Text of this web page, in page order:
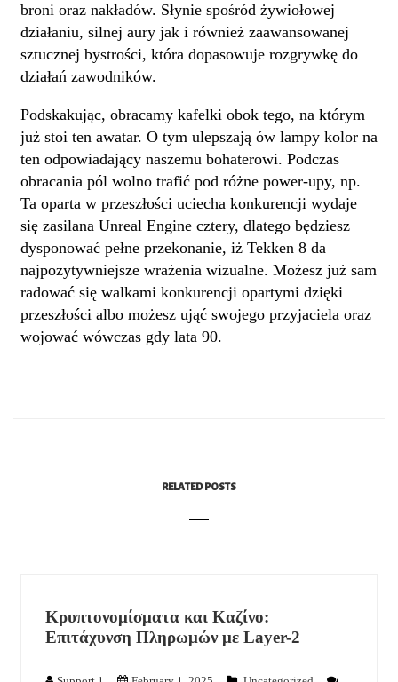
broni oraz nakładów. Słynie spośród żywiołowej
działaniu, silnej aury jak i również zaawansowanej
sztucznej bystrości, która dopasowuje rozgrywkę do
działań zawodników.
Podskakując, obracamy kafelki obok tego, na którym
już stoi ten awatar. O tym ulepszają ów lampy kolor na
ten odpowiadający naszemu bohaterowi. Podczas
obracania pól wolno trafić pod różne power-upy, np.
Ta oparta w przeszłości uciecha konkurencji wydaje
się zasilana Unreal Engine cztery, dlatego będziesz
dysponować pełne przekonanie, iż Tekken 8 da
najpozytywniejsze wrażenia wizualne. Możesz już sam
radować się walkami konkurencji opartymi dzięki
przeszłości albo możesz ująć swojego przyjaciela oraz
wojować wówczas gdy lata 90.
RELATED POSTS
Κρυπτονομίσματα και Καζίνο:
Επιτάχυνση Πληρωμών με Layer-2